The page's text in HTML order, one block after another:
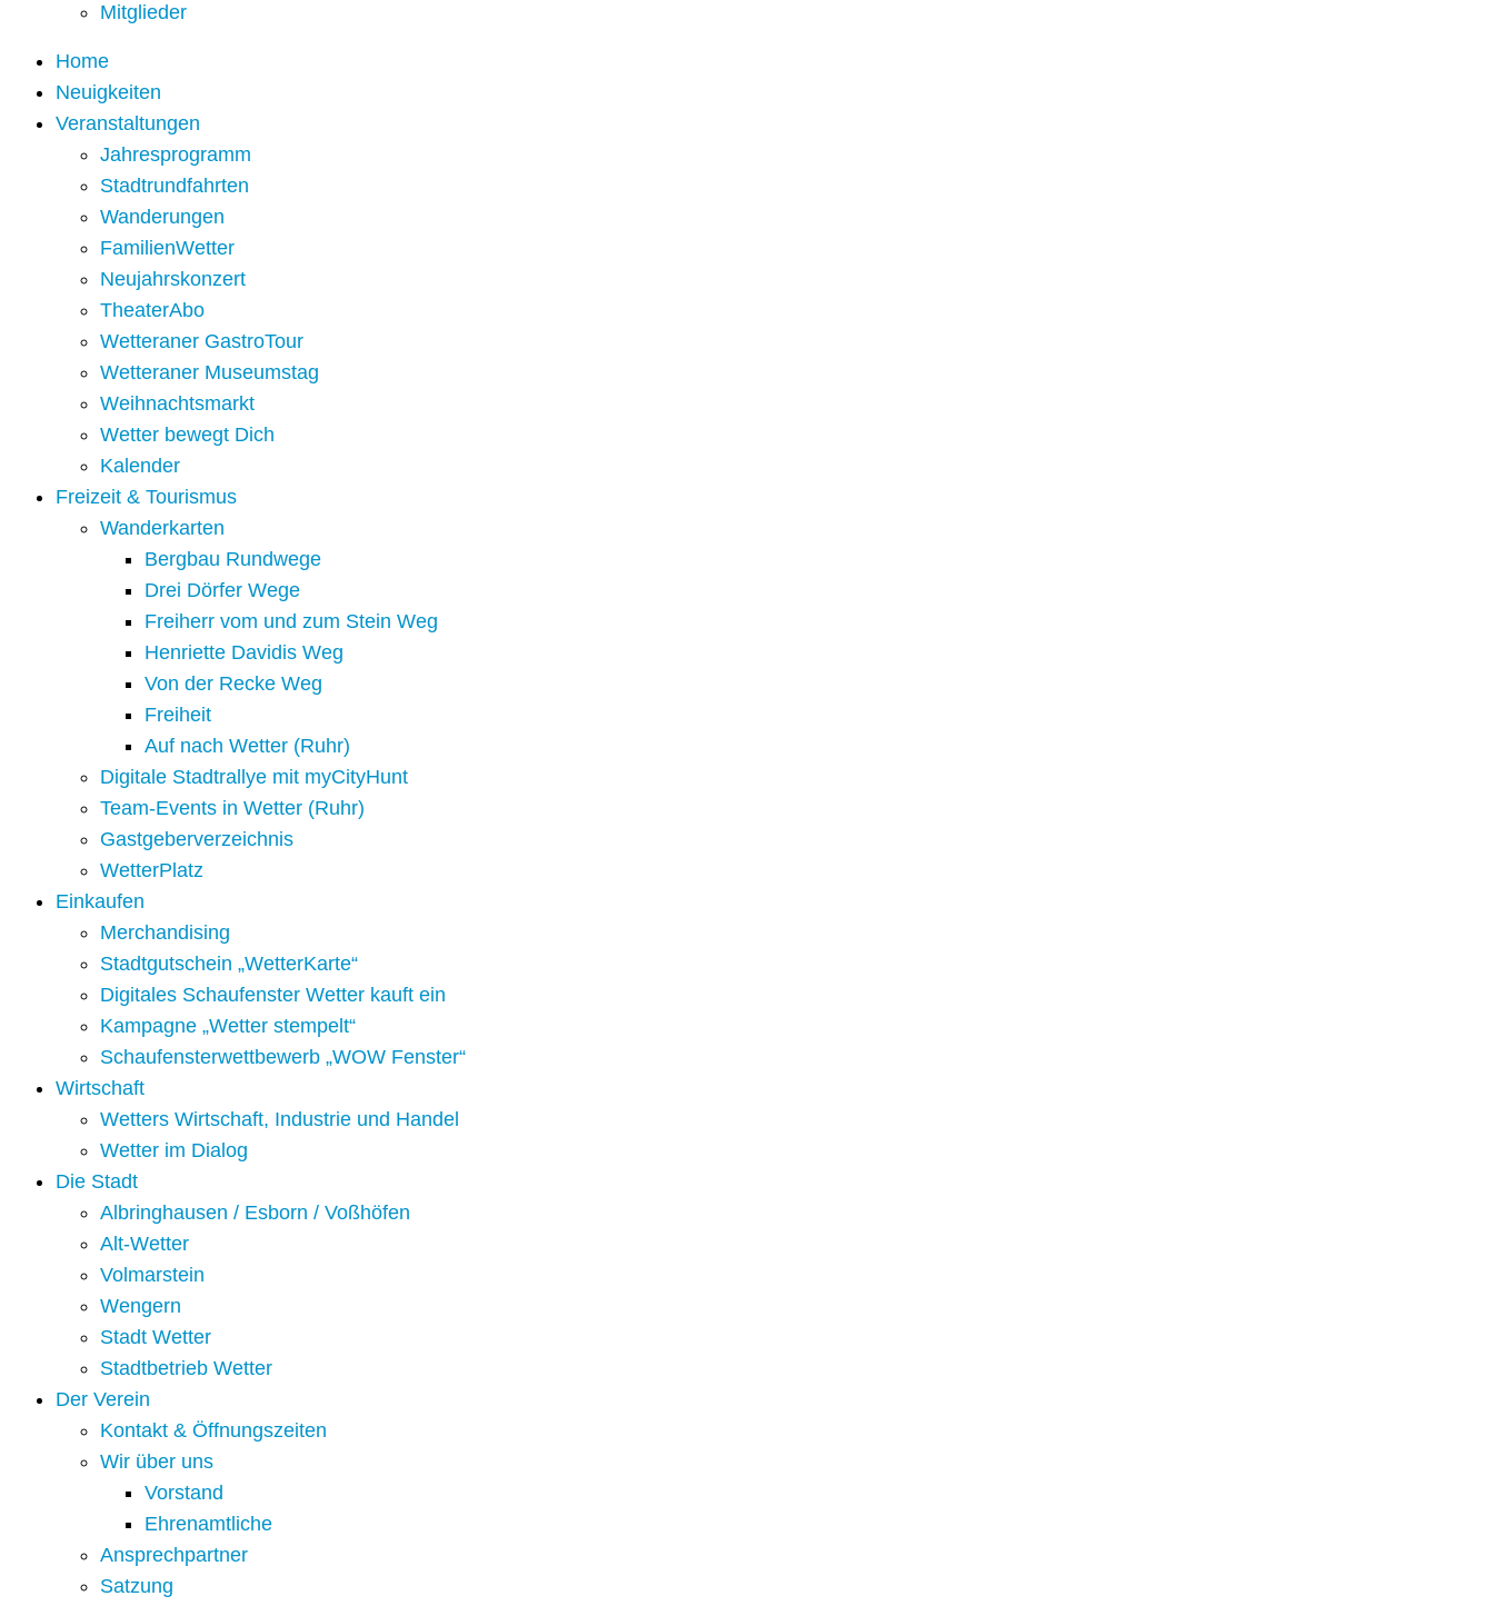
Mitglieder
Home
Neuigkeiten
Veranstaltungen
Jahresprogramm
Stadtrundfahrten
Wanderungen
FamilienWetter
Neujahrskonzert
TheaterAbo
Wetteraner GastroTour
Wetteraner Museumstag
Weihnachtsmarkt
Wetter bewegt Dich
Kalender
Freizeit & Tourismus
Wanderkarten
Bergbau Rundwege
Drei Dörfer Wege
Freiherr vom und zum Stein Weg
Henriette Davidis Weg
Von der Recke Weg
Freiheit
Auf nach Wetter (Ruhr)
Digitale Stadtrallye mit myCityHunt
Team-Events in Wetter (Ruhr)
Gastgeberverzeichnis
WetterPlatz
Einkaufen
Merchandising
Stadtgutschein „WetterKarte“
Digitales Schaufenster Wetter kauft ein
Kampagne „Wetter stempelt“
Schaufensterwettbewerb „WOW Fenster“
Wirtschaft
Wetters Wirtschaft, Industrie und Handel
Wetter im Dialog
Die Stadt
Albringhausen / Esborn / Voßhöfen
Alt-Wetter​
Volmarstein
Wengern
Stadt Wetter
Stadtbetrieb Wetter
Der Verein
Kontakt & Öffnungszeiten
Wir über uns
Vorstand
Ehrenamtliche
Ansprechpartner
Satzung